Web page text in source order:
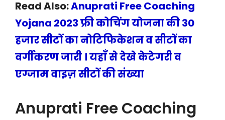
Read Also:Anuprati Free Coaching
Yojana 2023 फ्री कोचिंग योजना की 30
हजार सीटों का नोटिफिकेशन व सीटों का
वर्गीकरण जारी । यहाँ से देखे केटेगरी व
एग्जाम वाइज़ सीटों की संख्या
Anuprati Free Coaching